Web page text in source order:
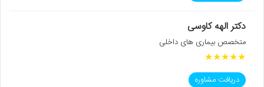
دکتر الهه کاوسی
متخصص بیماری های داخلی
★
★
★
★
★
دریافت مشاوره